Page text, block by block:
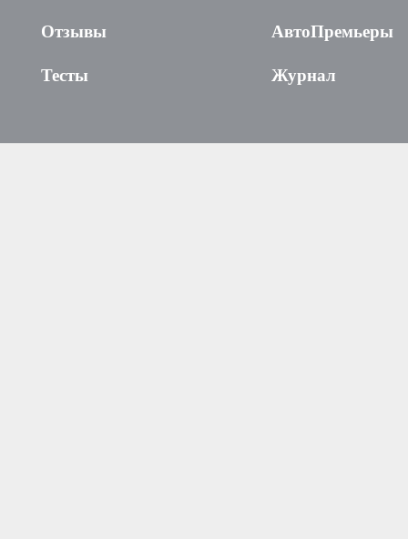
Отзывы
Тесты
АвтоПремьеры
Журнал